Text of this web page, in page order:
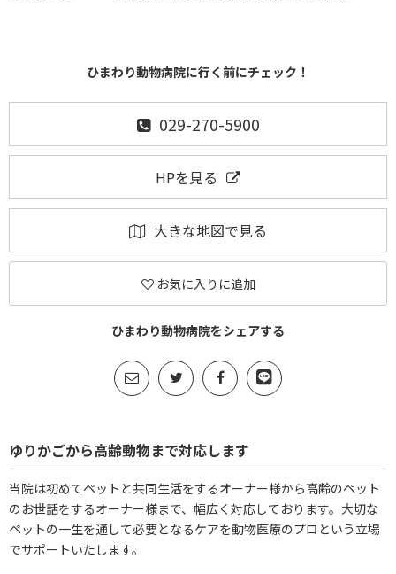
ひまわり動物病院に行く前にチェック！
029-270-5900
HPを見る
大きな地図で見る
お気に入りに追加
ひまわり動物病院をシェアする
ゆりかごから高齢動物まで対応します
当院は初めてペットと共同生活をするオーナー様から高齢のペット
のお世話をするオーナー様まで、幅広く対応しております。大切な
ペットの一生を通して必要となるケアを動物医療のプロという立場
でサポートいたします。